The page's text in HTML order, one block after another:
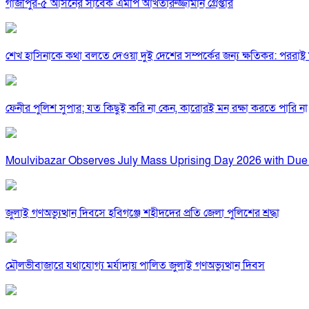
গাজীপুর-৫ আসনের সাবেক এমপি আখতারুজ্জামান গ্রেপ্তার
শেখ হাসিনাকে কথা বলতে দেওয়া দুই দেশের সম্পর্কের জন্য ক্ষতিকর: পররাষ্ট্র
ফেনীর পুলিশ সুপার; যত কিছুই করি না কেন, কারোরই মন রক্ষা করতে পারি না
Moulvibazar Observes July Mass Uprising Day 2026 with
জুলাই গণঅভ্যুত্থান দিবসে হবিগঞ্জে শহীদদের প্রতি জেলা পুলিশের শ্রদ্ধা
মৌলভীবাজারে যথাযোগ্য মর্যাদায় পালিত জুলাই গণঅভ্যুত্থান দিবস